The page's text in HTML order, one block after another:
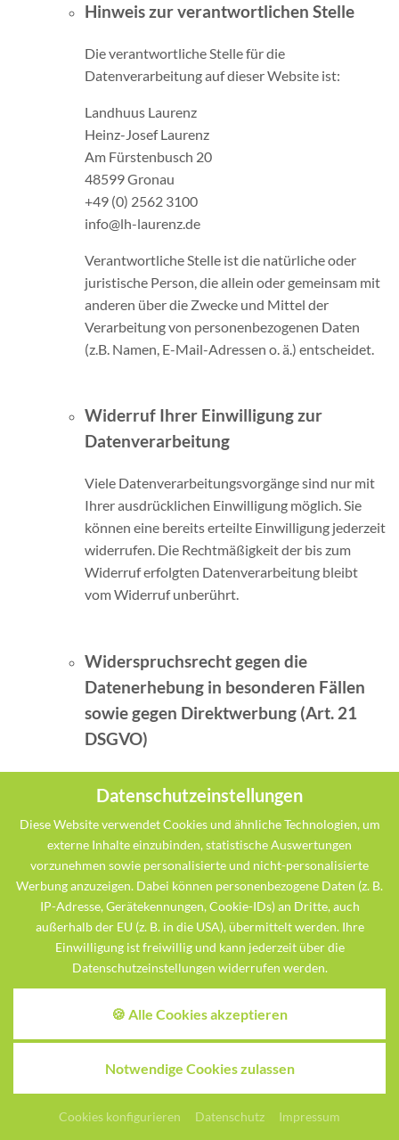
Datenschutzeinstellungen
Diese Website verwendet Cookies und ähnliche Technologien, um
externe Inhalte einzubinden, statistische Auswertungen
vorzunehmen sowie personalisierte und nicht-personalisierte
Werbung anzuzeigen. Dabei können personenbezogene Daten (z. B.
IP-Adresse, Gerätekennungen, Cookie-IDs) an Dritte, auch
außerhalb der EU (z. B. in die USA), übermittelt werden. Ihre
Einwilligung ist freiwillig und kann jederzeit über die
Datenschutzeinstellungen widerrufen werden.
🍪 Alle Cookies akzeptieren
Notwendige Cookies zulassen
Cookies konfigurieren Datenschutz Impressum
Angebote Anfragen Buchen
Hinweis zur verantwortlichen Stelle
Die verantwortliche Stelle für die
Datenverarbeitung auf dieser Website ist:
Landhuus Laurenz
Heinz-Josef Laurenz
Am Fürstenbusch 20
48599 Gronau
+49 (0) 2562 3100
info@lh-laurenz.de
Verantwortliche Stelle ist die natürliche oder
juristische Person, die allein oder gemeinsam mit
anderen über die Zwecke und Mittel der
Verarbeitung von personenbezogenen Daten
(z.B. Namen, E-Mail-Adressen o. ä.) entscheidet.
Widerruf Ihrer Einwilligung zur
Datenverarbeitung
Viele Datenverarbeitungsvorgänge sind nur mit
Ihrer ausdrücklichen Einwilligung möglich. Sie
können eine bereits erteilte Einwilligung jederzeit
widerrufen. Die Rechtmäßigkeit der bis zum
Widerruf erfolgten Datenverarbeitung bleibt
vom Widerruf unberührt.
Widerspruchsrecht gegen die
Datenerhebung in besonderen Fällen
sowie gegen Direktwerbung (Art. 21
DSGVO)
von Art. 6 Abs. 1 lit. e oder f DSGVO erfolgt,
haben Sie jederzeit das Recht, aus Gründen, die
sich aus Ihrer besonderen Situation ergeben,
gegen die Verarbeitung Ihrer
personenbezogenen Daten Widerspruch
einzulegen; dies gilt auch für ein auf diese
Bestimmungen gestütztes Profiling. Die
jeweilige Rechtsgrundlage, auf denen eine
einlegen, werden wir Ihre betroffenen
personenbezogenen Daten nicht mehr
verarbeiten, es sei denn, wir können
zwingende schutzwürdige Gründe für die
Verarbeitung nachweisen, die Ihre Interessen,